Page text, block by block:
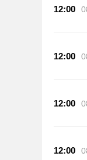
12:00
12:00
12:00
12:00